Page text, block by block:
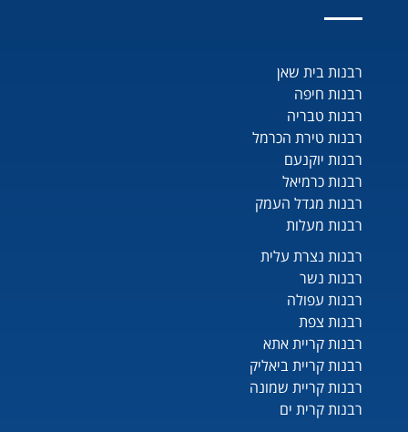
רבנות בית שאן
רבנות חיפה
רבנות טבריה
רבנות טירת הכרמל
רבנות יוקנעם
רבנות כרמיאל
רבנות מגדל העמק
רבנות מעלות
רבנות נצרת עלית
רבנות נשר
רבנות עפולה
רבנות צפת
רבנות קריית אתא
רבנות קריית ביאליק
רבנות קריית שמונה
רבנות קרית ים